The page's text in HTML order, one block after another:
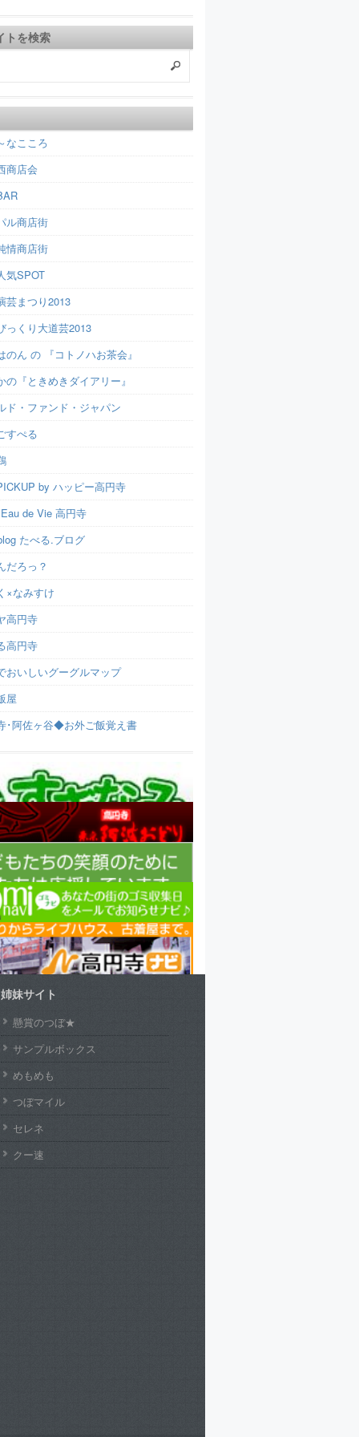
トを検索
なこころ
商店会
ル商店街
情商店街
気SPOT
芸まつり2013
っくり大道芸2013
のん の 『コトノハお茶会』
の『ときめきダイアリー』
ド・ファンド・ジャパン
すぺる
by ハッピー高円寺
de Vie 高円寺
たべる.ブログ
だろっ？
×なみすけ
高円寺
高円寺
おいしいグーグルマップ
屋
･阿佐ヶ谷◆お外ご飯覚え書
姉妹サイト
懸賞のつぼ★
サンプルボックス
めもめも
つぼマイル
セレネ
クー速